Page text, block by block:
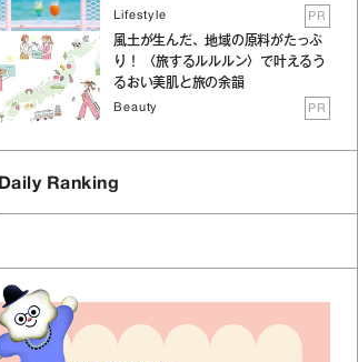
Lifestyle PR
風土が生んだ、地域の原料がたっぷ
り！ 〈旅するルルルン〉で叶えるう
るおい美肌と旅の余韻
Beauty PR
Daily Ranking